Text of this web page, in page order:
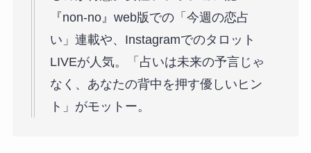
『non-no』web版での「今週の恋占
い」連載や、Instagramでのタロット
LIVEが人気。「占いは未来の予言じゃ
なく、あなたの背中を押す優しいヒン
ト」がモットー。